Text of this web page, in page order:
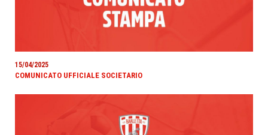
15/04/2025
COMUNICATO UFFICIALE SOCIETARIO